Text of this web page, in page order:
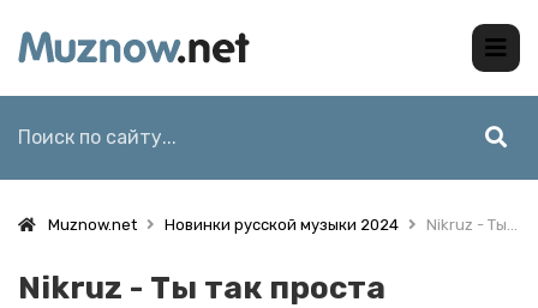
Muznow.net Новинки русской музыки 2024 Nikruz - Ты так проста
Nikruz - Ты так проста